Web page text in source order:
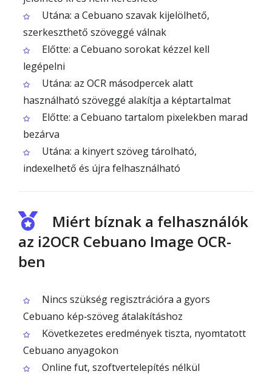
Utána: a Cebuano szavak kijelölhető,
szerkeszthető szöveggé válnak
Előtte: a Cebuano sorokat kézzel kell
legépelni
Utána: az OCR másodpercek alatt
használható szöveggé alakítja a képtartalmat
Előtte: a Cebuano tartalom pixelekben marad
bezárva
Utána: a kinyert szöveg tárolható,
indexelhető és újra felhasználható
Miért bíznak a felhasználók
az i2OCR Cebuano Image OCR-
ben
Nincs szükség regisztrációra a gyors
Cebuano kép‑szöveg átalakításhoz
Következetes eredmények tiszta, nyomtatott
Cebuano anyagokon
Online fut, szoftvertelepítés nélkül